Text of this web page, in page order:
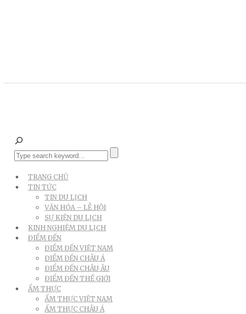
TRANG CHỦ
TIN TỨC
TIN DU LỊCH
VĂN HÓA – LỄ HỘI
SỰ KIỆN DU LỊCH
KINH NGHIỆM DU LỊCH
ĐIỂM ĐẾN
ĐIỂM ĐẾN VIỆT NAM
ĐIỂM ĐẾN CHÂU Á
ĐIỂM ĐẾN CHÂU ÂU
ĐIỂM ĐẾN THẾ GIỚI
ẨM THỰC
ẨM THỰC VIỆT NAM
ẨM THỰC CHÂU Á